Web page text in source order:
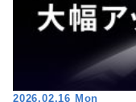
2026.02.16 Mon